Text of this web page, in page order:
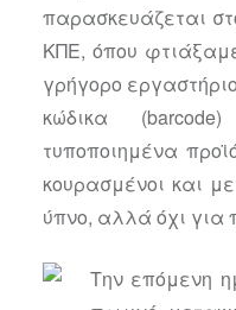
παρασκευάζεται
ΚΠΕ, όπου
γρήγορο
κώδικα
τυποποιημένα
κουρασμένοι και
ύπνο, αλλά όχι για
Την επόμενη